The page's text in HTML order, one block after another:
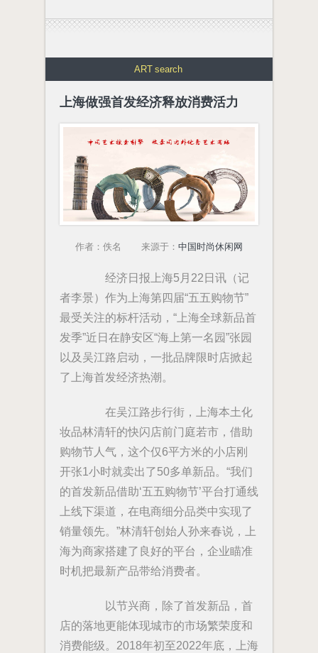
ART search
上海做强首发经济释放消费活力
作者：佚名 来源于： 中国时尚休闲网
经济日报上海5月22日讯（记
者李景）作为上海第四届“五五购物节”
最受关注的标杆活动，“上海全球新品首
发季”近日在静安区“海上第一名园”张园
以及吴江路启动，一批品牌限时店掀起
了上海首发经济热潮。
在吴江路步行街，上海本土化
妆品林清轩的快闪店前门庭若市，借助
购物节人气，这个仅6平方米的小店刚
开张1小时就卖出了50多单新品。“我们
的首发新品借助‘五五购物节’平台打通线
上线下渠道，在电商细分品类中实现了
销量领先。”林清轩创始人孙来春说，上
海为商家搭建了良好的平台，企业瞄准
时机把最新产品带给消费者。
以节兴商，除了首发新品，首
店的落地更能体现城市的市场繁荣度和
消费能级。2018年初至2022年底，上海